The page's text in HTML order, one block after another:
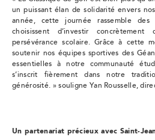
un puissant élan de solidarité envers
année, cette journée rassemble des
choisissent d’investir
persévérance scolaire. Grâce à cette
soutenir nos équipes sportives des
essentielles à notre communauté
s’inscrit fièrement dans notre
générosité. » souligne Yan Rousselle,
Un partenariat précieux avec Saint-